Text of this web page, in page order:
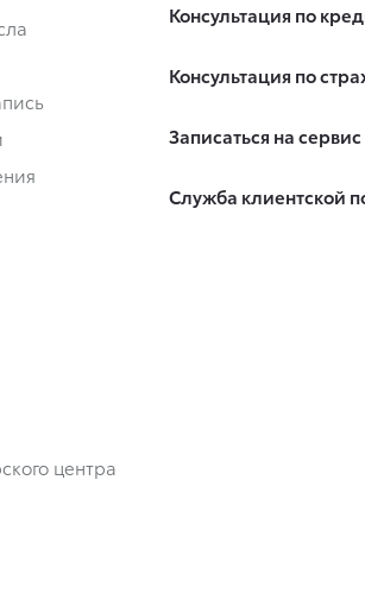
центра
Консультация по
Консультация по
Записаться на сервис
Служба клиентской